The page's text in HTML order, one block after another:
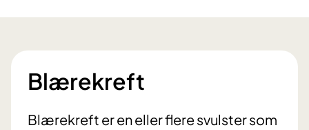
Blærekreft
Blærekreft er en eller flere svulster som